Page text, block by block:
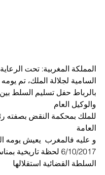
المملكة المغربية: تحت
السامية لجلالة الملك، تم
بالرباط حفل تسليم السلط
والوكيل العام
للملك بمحكمة النقض بصفته
العامة
و عليه فالمغرب  يعيش يومه
6/10/2017 لحظة تاريخية
السلطة القضائية استقلالها